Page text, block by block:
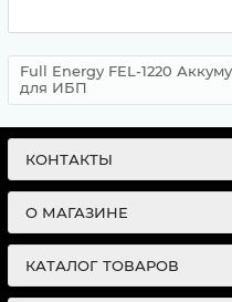
Full Energy FEL-1220
для ИБП
КОНТАКТЫ
О МАГАЗИНЕ
КАТАЛОГ ТОВАРОВ